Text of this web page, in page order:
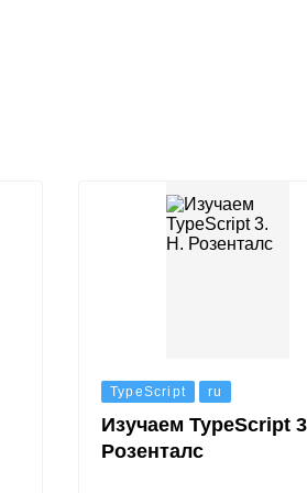
TypeScript ru
Изучаем TypeScript
Розенталс